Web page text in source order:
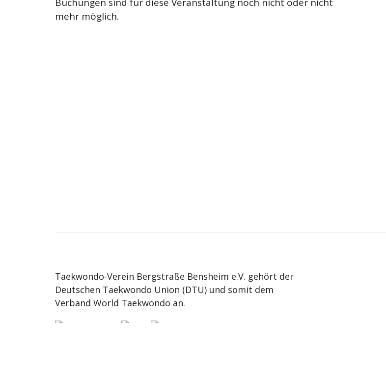
mehr möglich.
Taekwondo-Verein Bergstraße Bensheim e.V. gehört der
Deutschen Taekwondo Union (DTU) und somit dem
Verband World Taekwondo an.